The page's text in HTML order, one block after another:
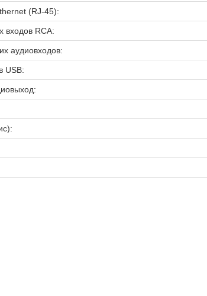
(RJ-45):
входов RCA:
аудиовходов:
USB: